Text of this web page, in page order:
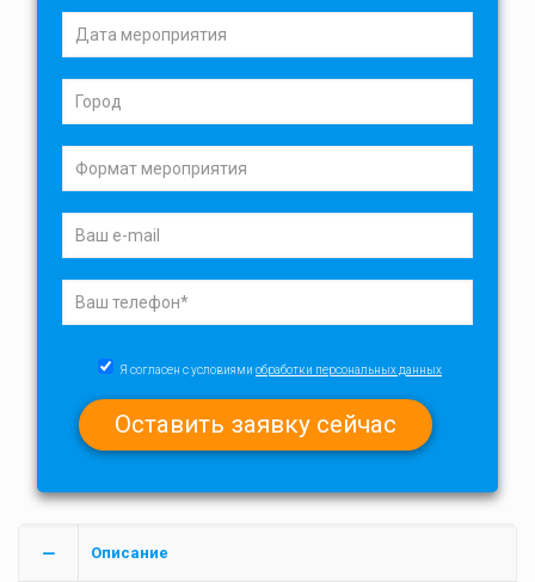
Я согласен с условиями обработки персональных данных
Описание